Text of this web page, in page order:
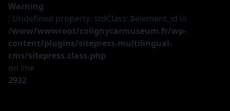
Warning
: Undefined property: stdClass::$element_id in
/www/wwwroot/colignycarmuseum.fr/wp-
content/plugins/sitepress-multilingual-
cms/sitepress.class.php
on line
2932